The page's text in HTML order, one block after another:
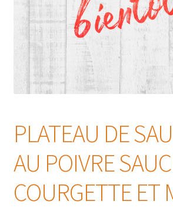
PLATEAU DE
AU POIVRE
COURGETTE ET